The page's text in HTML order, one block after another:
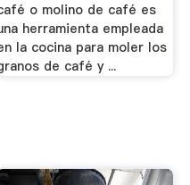
o molino de café es
herramienta empleada
la cocina para moler los
de café y ...